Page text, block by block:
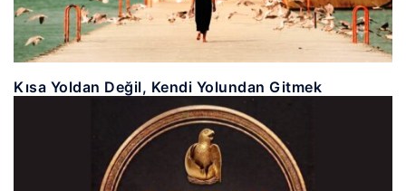
Kısa Yoldan Değil, Kendi Yolundan Gitmek